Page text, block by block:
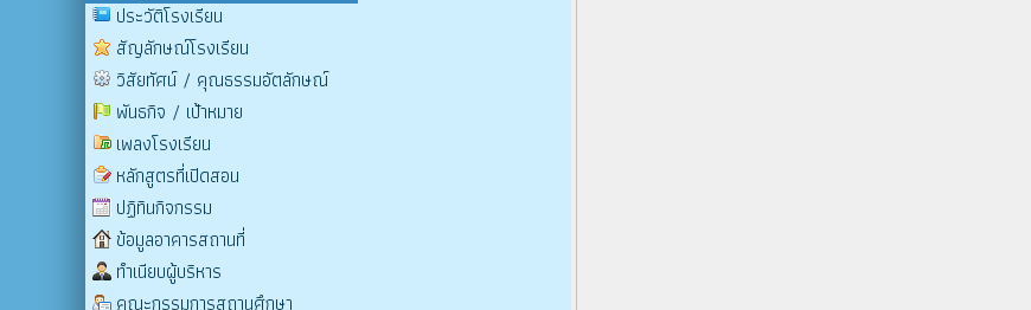
ประวัติโรงเรียน
สัญลักษณ์โรงเรียน
วิสัยทัศน์ / คุณธรรมอัตลักษณ์
พันธกิจ / เป้าหมาย
เพลงโรงเรียน
หลักสูตรที่เปิดสอน
ปฏิทินกิจกรรม
ข้อมูลอาคารสถานที่
ทำเนียบผู้บริหาร
คณะกรรมการสถานศึกษา